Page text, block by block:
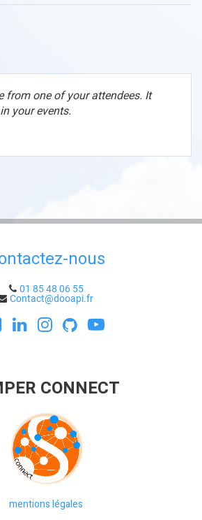
from one of your attendees. It
your events.
nous
01 85 48 06 55
Contact@dooapi.fr
CONNECT
mentions légales